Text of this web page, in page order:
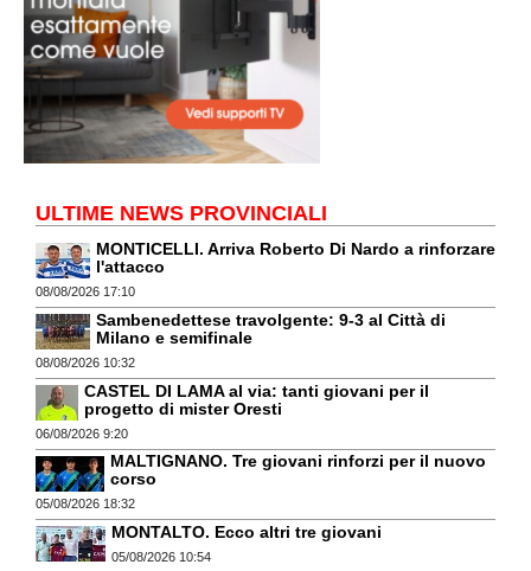
ULTIME NEWS PROVINCIALI
MONTICELLI. Arriva Roberto Di Nardo a rinforzare
l'attacco
08/08/2026 17:10
Sambenedettese travolgente: 9-3 al Città di
Milano e semifinale
08/08/2026 10:32
CASTEL DI LAMA al via: tanti giovani per il
progetto di mister Oresti
06/08/2026 9:20
MALTIGNANO. Tre giovani rinforzi per il nuovo
corso
05/08/2026 18:32
MONTALTO. Ecco altri tre giovani
05/08/2026 10:54